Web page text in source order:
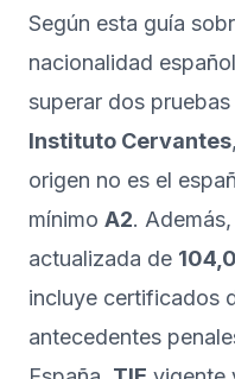
Según esta guía
nacionalidad
superar dos
Instituto Cervantes
origen no es el
mínimo A2.
actualizada de
incluye certificados
antecedentes